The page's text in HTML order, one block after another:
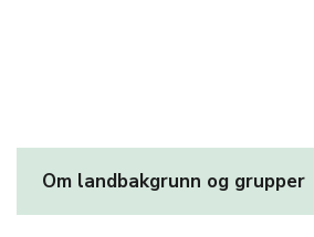
Om landbakgrunn og grupper